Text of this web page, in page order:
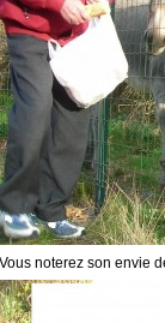
noterez son envie